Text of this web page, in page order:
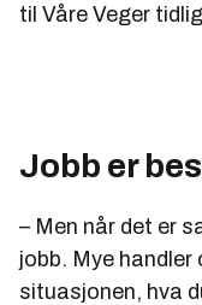
til Våre Veger
Jobb er
– Men når det er
jobb. Mye handler
situasjonen, hva